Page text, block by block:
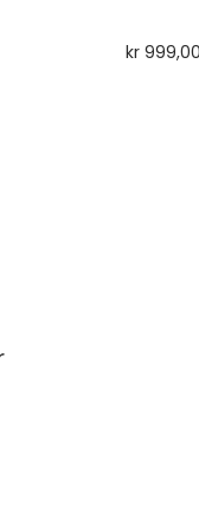
kr999,00